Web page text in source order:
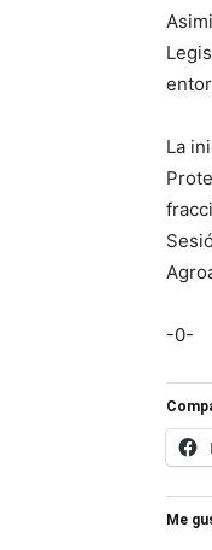
La
-0-
Me